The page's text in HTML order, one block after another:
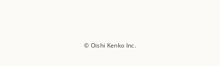
© Oishi Kenko Inc.